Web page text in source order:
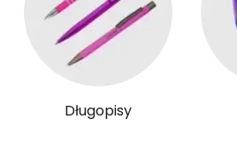
Długopisy